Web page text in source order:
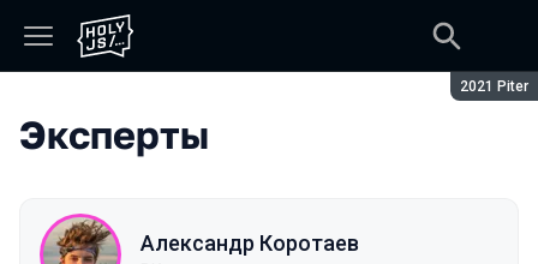
Сезон:
2021 Piter
Эксперты
Александр Коротаев